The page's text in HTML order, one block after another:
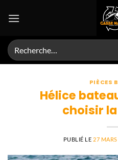
Recherche
pour :
PIÈCES
Hélice
choisir
PUBLIÉ LE 27